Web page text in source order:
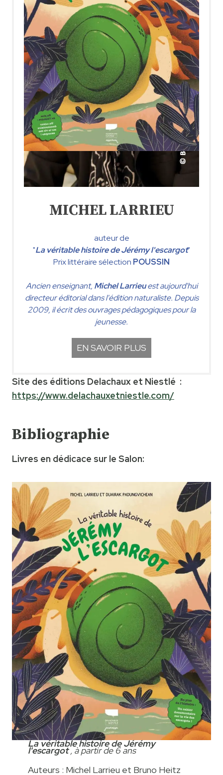
MICHEL LARRIEU
auteur de
"La véritable histoire de Jérémy l'escargot"
Prix littéraire sélection POUSSIN
Ancien enseignant, Michel Larrieuest aujourd'hui
directeur éditorial dans l'édition naturaliste. Depuis
2009, il écrit des ouvrages pédagogiques pour la
jeunesse.
EN SAVOIR PLUS
Site des éditions Delachaux et Niestlé :
https://www.delachauxetniestle.com/
Bibliographie
Livres en dédicace sur le Salon:
La véritable histoire de Jérémy
l'escargot, à partir de 6 ans
Auteurs : Michel Larrieu et Bruno Heitz